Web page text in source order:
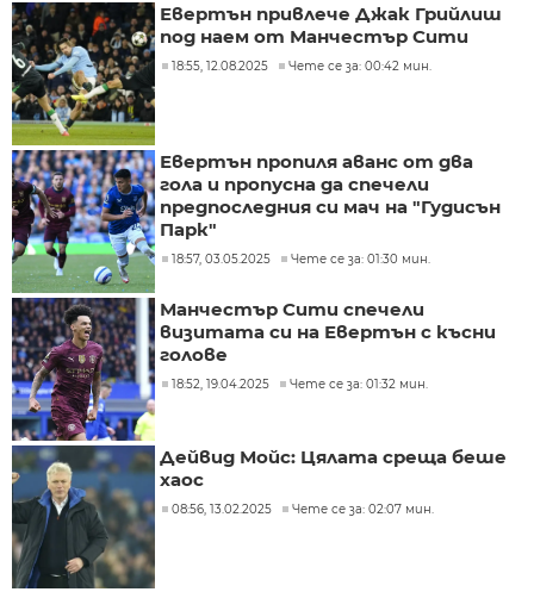
Евертън привлече Джак Грийлиш
под наем от Манчестър Сити
18:55, 12.08.2025 Чете се за: 00:42 мин.
Евертън пропиля аванс от два
гола и пропусна да спечели
предпоследния си мач на "Гудисън
Парк"
18:57, 03.05.2025 Чете се за: 01:30 мин.
Манчестър Сити спечели
визитата си на Евертън с късни
голове
18:52, 19.04.2025 Чете се за: 01:32 мин.
Дейвид Мойс: Цялата среща беше
хаос
08:56, 13.02.2025 Чете се за: 02:07 мин.